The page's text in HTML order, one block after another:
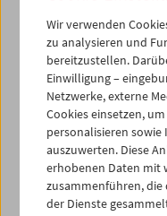
Kein Vorverkauf, nur
Ticketkorb Kauf
Leer
Wir verwenden
zu analysieren und
bereitzustellen.
Einwilligung –
Netzwerke, externe
Cookies einsetzen,
personalisieren sowie
auszuwerten. Diese
erhobenen Daten mit
zusammenführen, die
der Dienste